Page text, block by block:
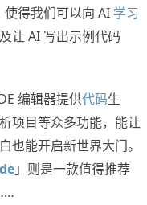
得我们可以向 AI 学习
让 AI 写出示例代码
编辑器提供代码生
项目等众多功能，能让
也能开启新世界大门。
」则是一款值得推荐